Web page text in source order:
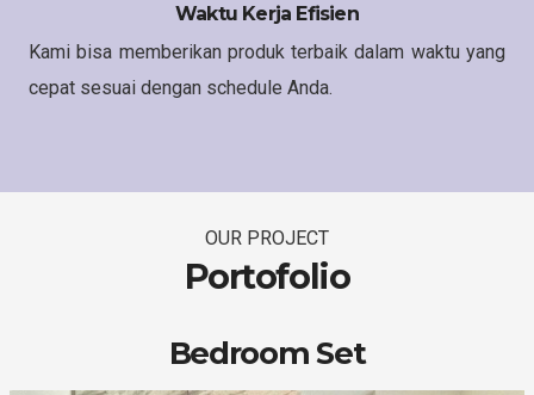
Waktu Kerja Efisien
Kami bisa memberikan produk terbaik dalam waktu yang
cepat sesuai dengan schedule Anda.
OUR PROJECT
Portofolio
Bedroom Set